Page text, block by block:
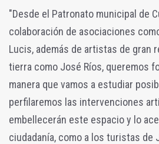
"Desde el Patronato municipal de
colaboración de asociaciones
Lucis, además de artistas de gran
tierra como José Ríos, queremos
manera que vamos a estudiar
perfilaremos las intervenciones
embellecerán este espacio y lo
ciudadanía, como a los turistas de